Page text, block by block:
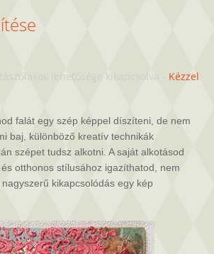
lehetősége kikapcsolva
Kézzel
falát egy szép képpel díszíteni, de nem
baj, különböző kreatív technikák
szépet tudsz alkotni. A saját alkotásod
otthonos stílusához igazíthatod, nem
kikapcsolódás egy kép